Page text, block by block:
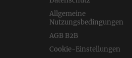
Allgemeine
Nutzungsbedingungen
AGB B2B
Cookie-Einstellungen